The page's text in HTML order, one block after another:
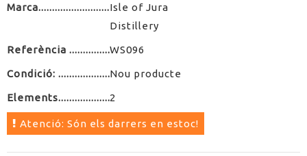
Marca
Isle of Jura
Distillery
Referència WS096
Condició: Nou producte
Elements 2
Atenció: Són els darrers en estoc!